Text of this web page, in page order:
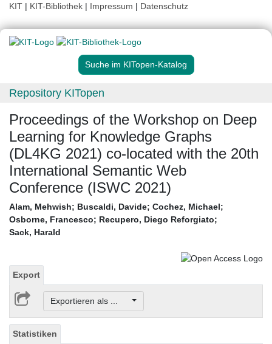
KIT | KIT-Bibliothek | Impressum | Datenschutz
Suche im KITopen-Katalog
Repository KITopen
Proceedings of the Workshop on Deep
Learning for Knowledge Graphs
(DL4KG 2021) co-located with the 20th
International Semantic Web
Conference (ISWC 2021)
Alam, Mehwish; Buscaldi, Davide; Cochez, Michael;
Osborne, Francesco; Recupero, Diego Reforgiato;
Sack, Harald
Export
Exportieren als ...
Statistiken